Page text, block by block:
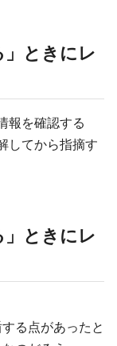
」ときにレ
報を確認する
してから指摘す
」ときにレ
る点があったと